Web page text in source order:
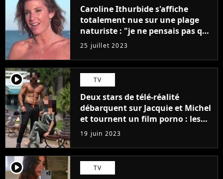
Caroline Ithurbide s'affiche
totalement nue sur une plage
naturiste : "je ne pensais pas que
j'arriverais à le faire..."
25 juillet 2023
player2 TV
Deux stars de télé-réalité
débarquent sur Jacquie et Michel
et tournent un film porno : les
premières images du tournage
(exclu)
19 juin 2023
player2 TV